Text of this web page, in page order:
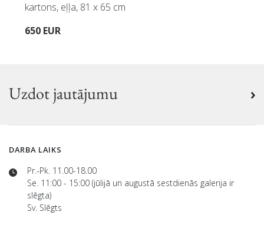
kartons, eļļa, 81 x 65 cm
650 EUR
Uzdot jautājumu
DARBA LAIKS
Pr.-Pk. 11.00-18.00
Se. 11:00 - 15:00 (jūlijā un augustā sestdienās galerija ir
slēgta)
Sv. Slēgts